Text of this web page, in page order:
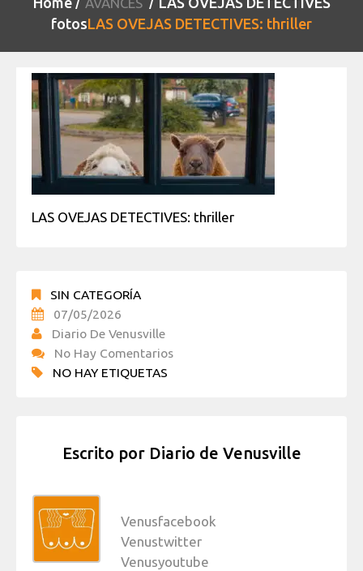
fotosLAS OVEJAS DETECTIVES: thriller
LAS OVEJAS DETECTIVES: thriller
SIN CATEGORÍA
07/05/2026
Diario De Venusville
No Hay Comentarios
NO HAY ETIQUETAS
Escrito por Diario de Venusville
Venusfacebook
Venustwitter
Venusyoutube